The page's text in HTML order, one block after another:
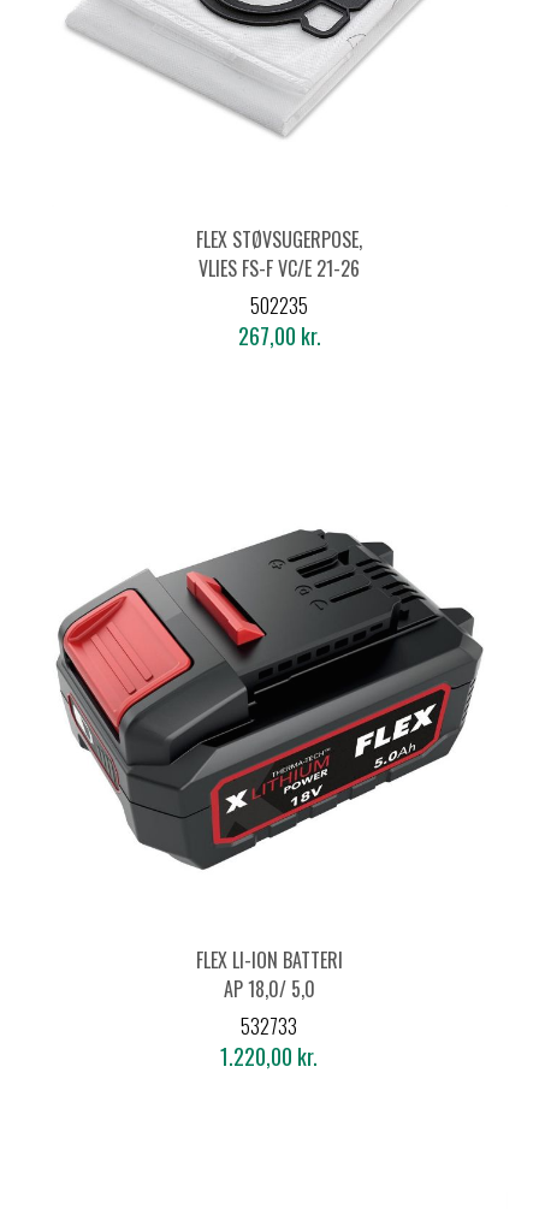
FLEX STØVSUGERPOSE,
VLIES FS-F VC/E 21-26
L(5 STK.)
502235
267,00 kr.
FLEX LI-ION BATTERI
AP 18,0/ 5,0
532733
1.220,00 kr.